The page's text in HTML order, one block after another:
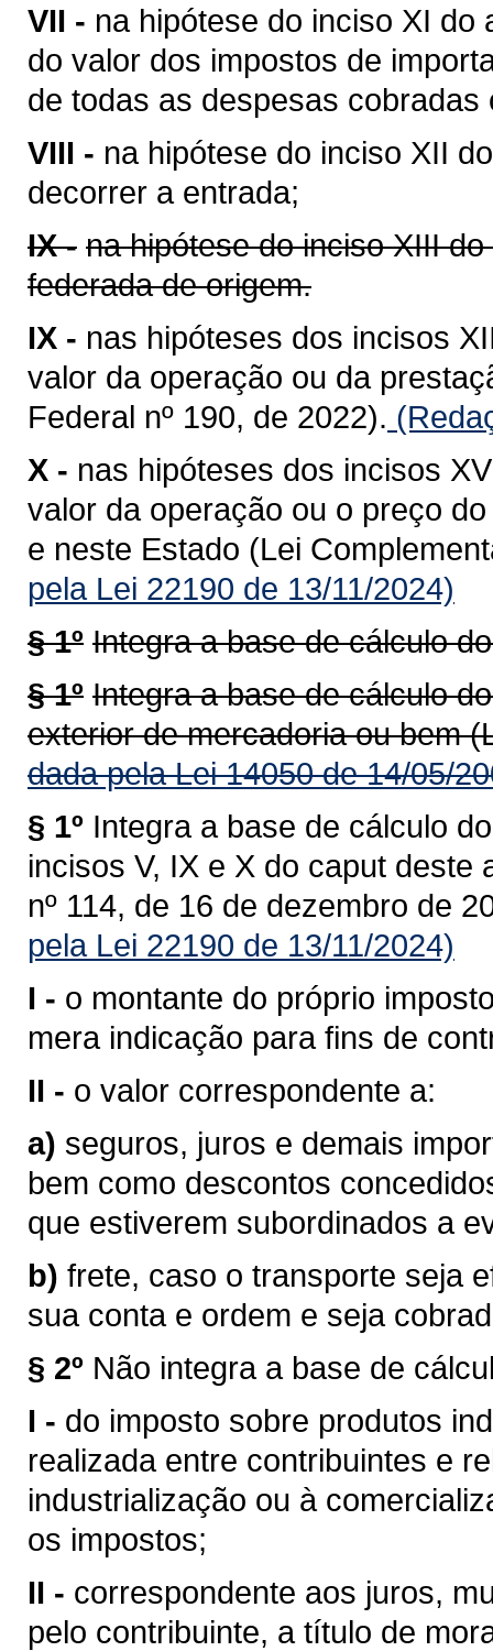
VII - na hipótese do inciso XI do
do valor dos impostos de
de todas as despesas
VIII - na hipótese do inciso XII
decorrer a entrada;
IX - na hipótese do inciso XIII
federada de origem.
IX - nas hipóteses dos incisos
valor da operação ou da
Federal nº 190, de 2022).
X - nas hipóteses dos incisos
valor da operação ou o preço
e neste Estado (Lei
pela Lei 22190 de 13/11/2024)
§ 1º Integra a base de cálculo
§ 1º Integra a base de cálculo
exterior de mercadoria ou bem
dada pela Lei 14050 de 14/05/
§ 1º Integra a base de cálculo
incisos V, IX e X do caput
nº 114, de 16 de dezembro de
pela Lei 22190 de 13/11/2024)
I - o montante do próprio
mera indicação para fins de
II - o valor correspondente a:
a) seguros, juros e demais
bem como descontos
que estiverem subordinados a
b) frete, caso o transporte seja
sua conta e ordem e seja
§ 2º Não integra a base de
I - do imposto sobre produtos
realizada entre contribuintes e
industrialização ou à
os impostos;
II - correspondente aos juros,
pelo contribuinte, a título de